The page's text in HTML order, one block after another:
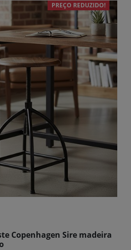
PREÇO REDUZIDO!
Copenhagen Sire madeira